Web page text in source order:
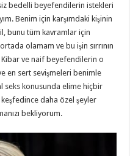
bedelli beyefendilerin istekleri
Benim için karşımdaki kişinin
bunu tüm kavramlar için
olamam ve bu işin sırrının
ve naif beyefendilerin o
en sert sevişmeleri benimle
seks konusunda elime hiçbir
daha özel şeyler
bekliyorum.